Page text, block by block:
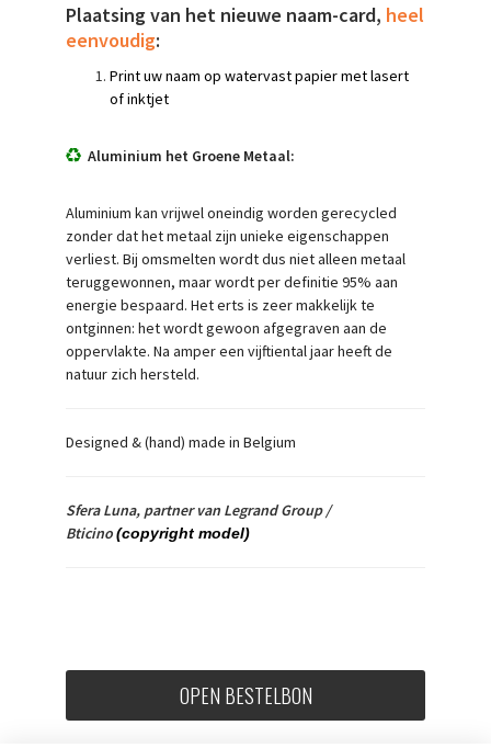
Plaatsing van het nieuwe naam-card, heel
eenvoudig:
Print uw naam op watervast papier met lasert
of inktjet
Aluminium het Groene Metaal:
Aluminium kan vrijwel oneindig worden gerecycled
zonder dat het metaal zijn unieke eigenschappen
verliest. Bij omsmelten wordt dus niet alleen metaal
teruggewonnen, maar wordt per definitie 95% aan
energie bespaard. Het erts is zeer makkelijk te
ontginnen: het wordt gewoon afgegraven aan de
oppervlakte. Na amper een vijftiental jaar heeft de
natuur zich hersteld.
Designed & (hand) made in Belgium
Sfera Luna, partner van Legrand Group /
Bticino(copyright model)
OPEN BESTELBON